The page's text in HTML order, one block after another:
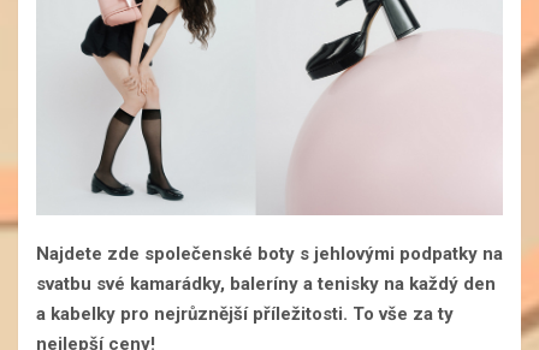
Najdete zde společenské boty s jehlovými podpatky na
svatbu své kamarádky, baleríny a tenisky na každý den
a kabelky pro nejrůznější příležitosti. To vše za ty
nejlepší ceny!